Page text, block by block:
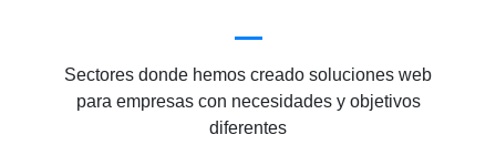
Sectores donde hemos creado soluciones web
para empresas con necesidades y objetivos
diferentes